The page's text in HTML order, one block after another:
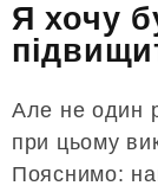
Я хочу
Але не один
при цьому
Пояснимо: